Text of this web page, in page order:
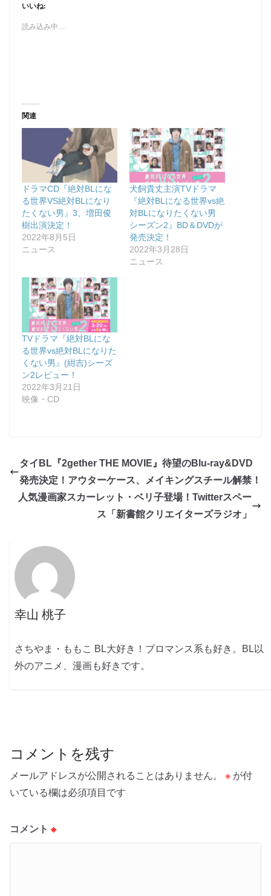
いいね:
読み込み中…
関連
ドラマCD『絶対BLにな
る世界VS絶対BLになり
たくない男』3、増田俊
樹出演決定！
2022年8月5日
ニュース
犬飼貴丈主演TVドラマ
『絶対BLになる世界vs絶
対BLになりたくない男
シーズン2』BD＆DVDが
発売決定！
2022年3月28日
ニュース
TVドラマ『絶対BLにな
る世界vs絶対BLになりた
くない男』(紺吉)シーズ
ン2レビュー！
2022年3月21日
映像・CD
タイBL『2gether THE MOVIE』待望のBlu-ray&DVD
発売決定！アウターケース、メイキングスチール解禁！
人気漫画家スカーレット・ベリ子登場！Twitterスペー
ス「新書館クリエイターズラジオ」
幸山 桃子
さちやま・ももこ BL大好き！ブロマンス系も好き。BL以
外のアニメ、漫画も好きです。
コメントを残す
メールアドレスが公開されることはありません。 ※ が付
いている欄は必須項目です
コメント ※